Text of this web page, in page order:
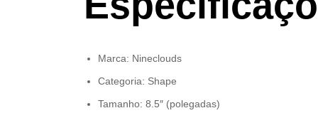
Marca: Nineclouds
Categoria: Shape
Tamanho: 8.5″ (polegadas)